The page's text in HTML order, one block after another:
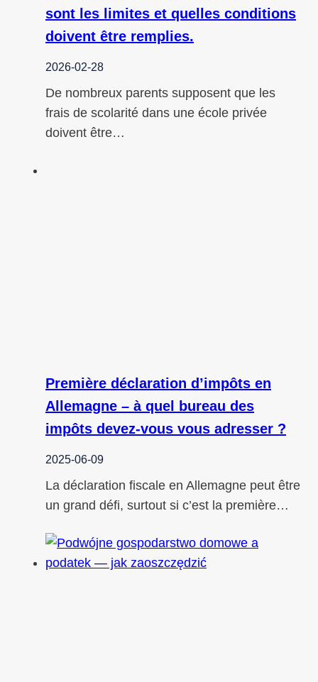
sont les limites et quelles conditions
doivent être remplies.
2026-02-28
De nombreux parents supposent que les
frais de scolarité dans une école privée
doivent être…
Première déclaration d’impôts en
Allemagne – à quel bureau des
impôts devez-vous vous adresser ?
2025-06-09
La déclaration fiscale en Allemagne peut être
un grand défi, surtout si c’est la première…